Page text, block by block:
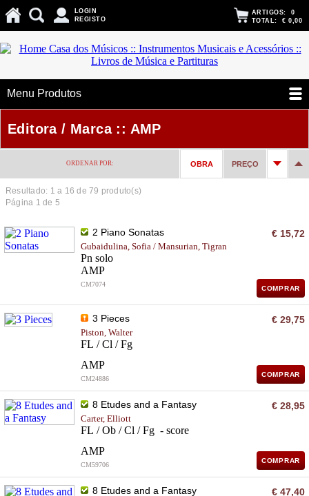
LOGIN
REGISTO
ARTIGOS: 0
TOTAL: € 0,00
Menu Produtos
Editora / Marca :: AMP
ORDENAR POR: OBRA PREÇO
Resultado: 1 a 16 de 79 produto(s)
Página 1 de 5
2 Piano Sonatas
Gubaidulina, Sofia / Mansurian, Tigran
Pn solo
AMP
CM7074
€ 15,72
COMPRAR
3 Pieces
Piston, Walter
FL / Cl / Fg
AMP
CM24886
€ 29,75
COMPRAR
8 Etudes and a Fantasy
Carter, Elliott
FL / Ob / Cl / Fg - score
AMP
CM59706
€ 28,95
COMPRAR
8 Etudes and a Fantasy € 47,40